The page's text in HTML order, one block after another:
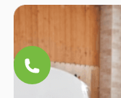
Lastkraftwagen
für eine
Qualität, um die
Ihres Fahrzeugs